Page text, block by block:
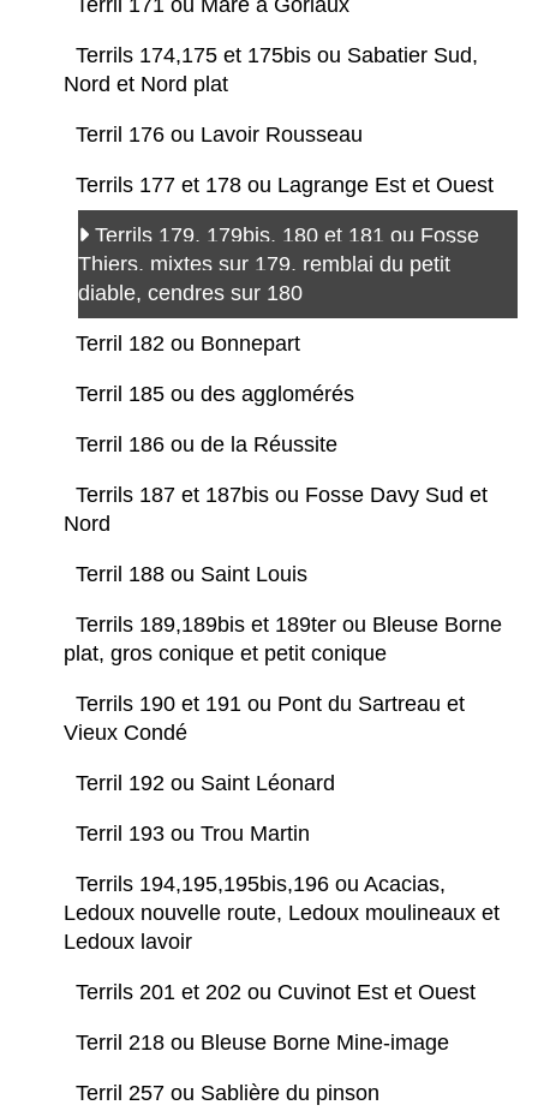
Terrils 174,175 et 175bis ou Sabatier Sud,
Nord et Nord plat
Terril 176 ou Lavoir Rousseau
Terrils 177 et 178 ou Lagrange Est et Ouest
Terrils 179, 179bis, 180 et 181 ou Fosse
Thiers, mixtes sur 179, remblai du petit
diable, cendres sur 180
Terril 182 ou Bonnepart
Terril 185 ou des agglomérés
Terril 186 ou de la Réussite
Terrils 187 et 187bis ou Fosse Davy Sud et
Nord
Terril 188 ou Saint Louis
Terrils 189,189bis et 189ter ou Bleuse Borne
plat, gros conique et petit conique
Terrils 190 et 191 ou Pont du Sartreau et
Vieux Condé
Terril 192 ou Saint Léonard
Terril 193 ou Trou Martin
Terrils 194,195,195bis,196 ou Acacias,
Ledoux nouvelle route, Ledoux moulineaux et
Ledoux lavoir
Terrils 201 et 202 ou Cuvinot Est et Ouest
Terril 218 ou Bleuse Borne Mine-image
Terril 257 ou Sablière du pinson